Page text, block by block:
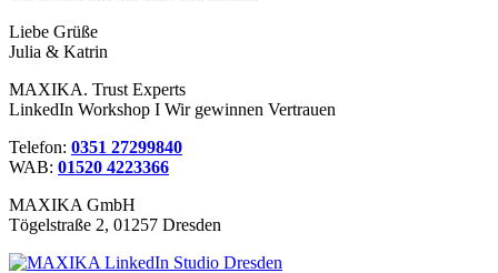
Liebe Grüße
Julia & Katrin
MAXIKA. Trust Experts
LinkedIn Workshop I Wir gewinnen Vertrauen
Telefon: 0351 27299840
WAB: 01520 4223366
MAXIKA GmbH
Tögelstraße 2, 01257 Dresden